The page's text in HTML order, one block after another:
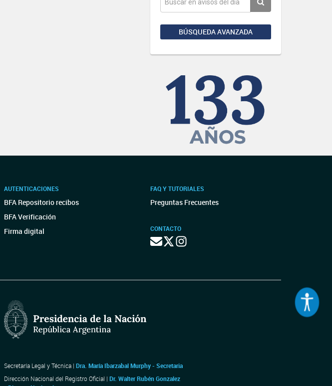
BÚSQUEDA AVANZADA
AUTENTICACIONES
BFA Repositorio recibos
BFA Verificación
Firma digital
FAQ Y TUTORIALES
Preguntas Frecuentes
CONTACTO
Secretaría Legal y Técnica | Dra. María Ibarzabal Murphy - Secretaria
Dirección Nacional del Registro Oficial | Dr. Walter Rubén Gonzalez